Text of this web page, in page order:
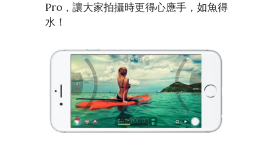
Pro，讓大家拍攝時更得心應手，如魚得
水！